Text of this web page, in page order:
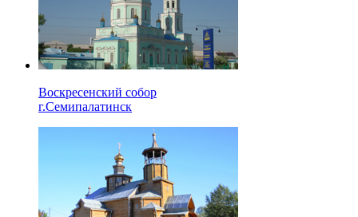
Воскресенский собор
г.Семипалатинск